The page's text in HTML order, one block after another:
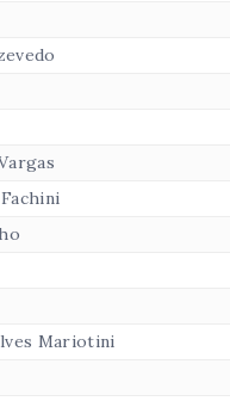
Mariotini